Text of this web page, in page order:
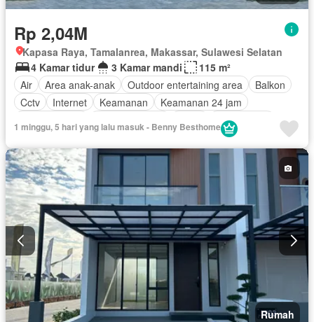
Rp 2,04M
Kapasa Raya, Tamalanrea, Makassar, Sulawesi Selatan
4 Kamar tidur
3 Kamar mandi
115 m²
Air
Area anak-anak Outdoor entertaining area
Balkon
Cctv
Internet Keamanan
Keamanan 24 jam
Fully fenced
Secure parking
Pemandangan panorama
Rumah jaga
Garasi
Teras Tanpa perabotan
1 minggu, 5 hari yang lalu masuk - Benny Besthome
Rumah